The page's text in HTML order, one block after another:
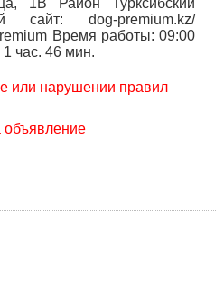
1В Район Турксибский
сайт: dog-premium.kz/
Время работы: 09:00
1 час. 46 мин.
или нарушении правил
объявление